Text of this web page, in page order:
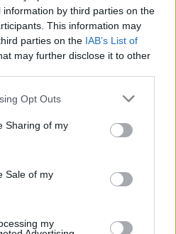
by third parties on the
This information may
parties on the IAB’s List of
may further disclose it to other
app uses one or more Google
behaviour. You may click to
and its third-party tags to
purposes in below Google
Opt Outs
Sharing of my
Sale of my
my
μέχρι την επόμενη
από τώρα το